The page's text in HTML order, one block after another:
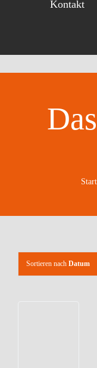
Kontakt
Sortieren nach Datum